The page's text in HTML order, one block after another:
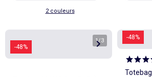
2 couleurs
-48%
1/3 -48%
Totebag